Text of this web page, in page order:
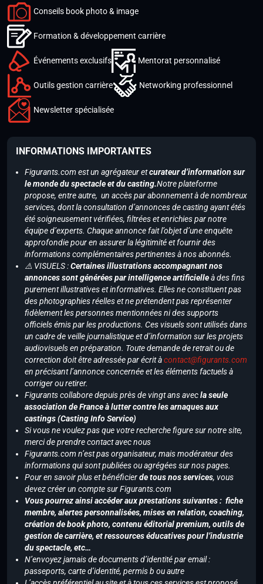
Conseils book photo & image
Formation & développement carrière
Événements exclusifs Mentorat personnalisé
Outils gestion carrière Networking professionnel
Newsletter spécialisée
INFORMATIONS IMPORTANTES
Figurants.com est un agrégateur etcurateur d’information sur
le monde du spectacle et du casting.Notre plateforme
propose, entre autre, un accès par abonnement à de nombreux
services, dont la consultation d’annonces de casting ayant étés
été soigneusement vérifiées, filtrées et enrichies par notre
équipe d’experts. Chaque annonce fait l’objet d’une enquête
approfondie pour en assurer la légitimité et fournir des
informations complémentaires pertinentes à nos abonnés.
⚠️ VISUELS :Certaines illustrations accompagnant nos
annonces sont générées par intelligence artificielleà des fins
purement illustratives et informatives. Elles ne constituent pas
des photographies réelles et ne prétendent pas représenter
fidèlement les personnes mentionnées ni des supports
officiels émis par les productions. Ces visuels sont utilisés dans
un cadre de veille journalistique et d’information sur les projets
audiovisuels en préparation. Toute demande de retrait ou de
correction doit être adressée par écrit àcontact@figurants.com
en précisant l’annonce concernée et les éléments factuels à
corriger ou retirer.
Figurants collabore depuis près de vingt ans avecla seule
association de France à lutter contre les arnaques aux
castings (Casting Info Service)
Si vous ne voulez pas que votre recherche figure sur notre site,
merci de prendre contact avec nous
Figurants.com n’est pas organisateur, mais modérateur des
informations qui sont publiées ou agrégées sur nos pages.
Pour en savoir plus et bénéficierde tous nos services, vous
devez créer un compte sur Figurants.com
Vous pourrez ainsi accéder aux prestations suivantes : fiche
membre, alertes personnalisées, mises en relation, coaching,
création de book photo, contenu éditorial premium, outils de
gestion de carrière, et ressources éducatives pour l’industrie
du spectacle, etc…
N’envoyez jamais de documents d’identité par email :
passeports, carte d’identité, permis b ou autre